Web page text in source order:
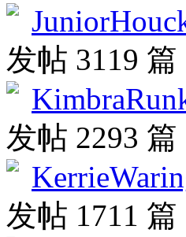
发帖 3119 篇
发帖 2293 篇
发帖 1711 篇